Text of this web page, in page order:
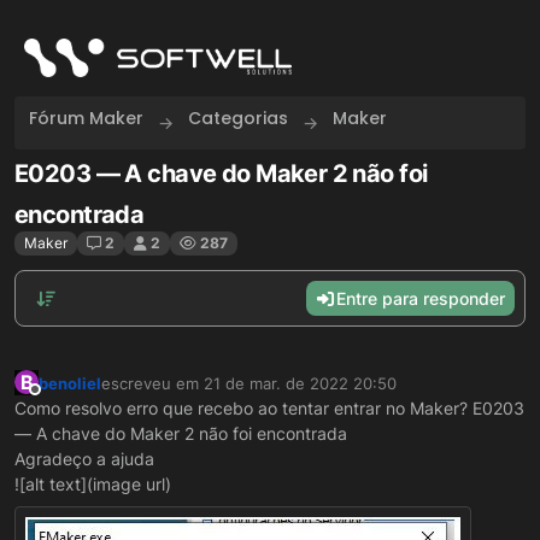
Fórum Maker Categorias Maker
E0203 — A chave do Maker 2 não foi
encontrada
Maker 2 2 287
Entre para responder
B
Offline
benolielescreveu em 21 de mar. de 2022 20:50
última edição por
Como resolvo erro que recebo ao tentar entrar no Maker? E0203
— A chave do Maker 2 não foi encontrada
Agradeço a ajuda
![alt text](image url)